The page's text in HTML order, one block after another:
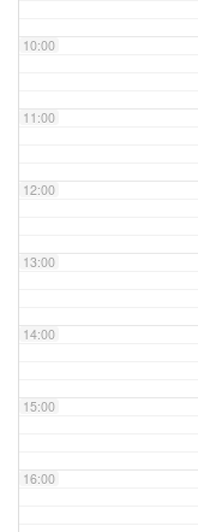
10:00
11:00
12:00
13:00
14:00
15:00
16:00